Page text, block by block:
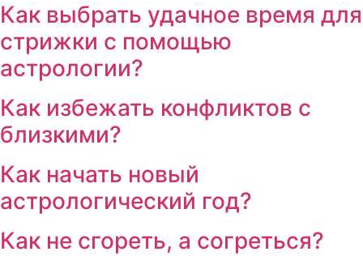
Как выбрать удачное время для
стрижки с помощью
астрологии?
Как избежать конфликтов с
близкими?
Как начать новый
астрологический год?
Как не сгореть, а согреться?